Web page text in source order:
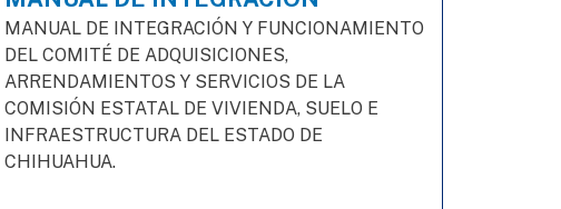
MANUAL DE INTEGRACIÓN Y FUNCIONAMIENTO
DEL COMITÉ DE ADQUISICIONES,
ARRENDAMIENTOS Y SERVICIOS DE LA
COMISIÓN ESTATAL DE VIVIENDA, SUELO E
INFRAESTRUCTURA DEL ESTADO DE
CHIHUAHUA.